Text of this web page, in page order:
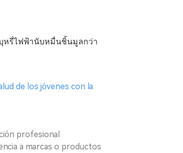
บุหรี่ไฟฟ้านับหมื่นชิ้นมูลกว่า
de los jóvenes con la
profesional
a marcas o productos